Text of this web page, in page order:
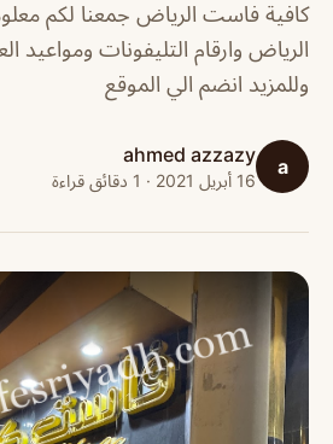
كافية فاست الرياض جمعنا لكم
الرياض وارقام التليفونات ومواعيد
وللمزيد انضم الي الموقع
a
ahmed azzazy
16 أبريل 2021 · 1 دقائق قراءة